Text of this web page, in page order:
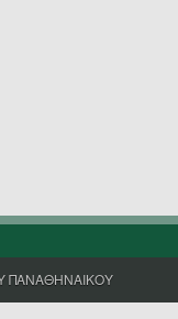
ΠΑΝΑΘΗΝΑΙΚΟΥ